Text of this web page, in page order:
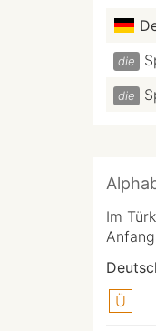
die
die
Im
Ü